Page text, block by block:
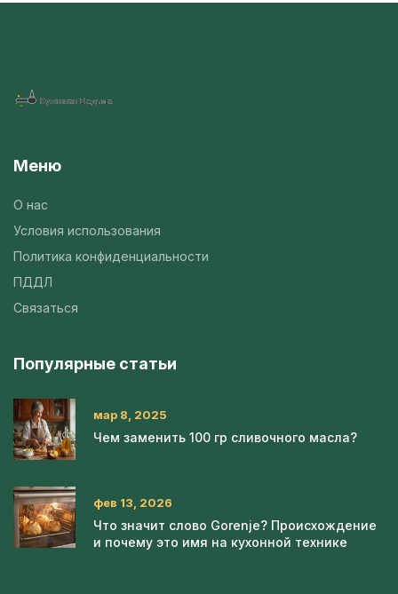
Меню
О нас
Условия использования
Политика конфиденциальности
ПДДЛ
Связаться
Популярные статьи
мар 8, 2025
Чем заменить 100 гр сливочного масла?
фев 13, 2026
Что значит слово Gorenje? Происхождение
и почему это имя на кухонной технике